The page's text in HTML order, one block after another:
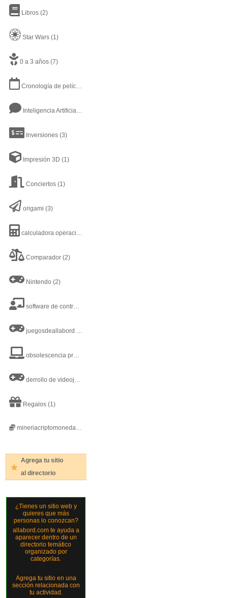
Libros (2)
Star Wars (1)
0 a 3 años (7)
Cronología de películas y series
Inteligencia Artificial (16)
Inversiones (3)
Impresión 3D (1)
Conciertos (1)
origami (3)
calculadora operaciones matematicas basicas
Comparador (2)
Nintendo (2)
software de control y administración escolar
juegosdeallabord
obsolescencia programada
derrollo de videojuegos
Regalos (1)
mineriacriptomonedas (1)
Agrega tu sitio
al directorio
¿Tienes un sitio web y
quieres que más
personas lo conozcan?
allabord.com te ayuda a
aparecer dentro de un
directorio temático
organizado por
categorías.
Agrega tu sitio en una
sección relacionada con
tu actividad.